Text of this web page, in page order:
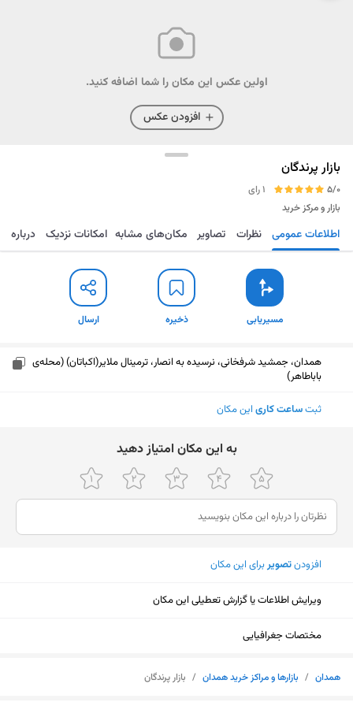
اولین عکس این مکان را شما اضافه کنید.
افزودن عکس
بازار پرندگان
5/0
1 رای
بازار و مرکز خرید
مسیریابی ذخیره ارسال اطلاعات عمومی نظرات تصاویر مکان‌های مشابه امکانات نزدیک درباره
مسیریابی ذخیره ارسال
همدان، جمشید شرفخانی، نرسیده به انصار، ترمینال ملایر(اکباتان) (محله‌ی
باباطاهر)
ثبتساعت کاری این مکان
ﺑﻪ اﯾﻦ ﻣﮑﺎن اﻣﺘﯿﺎز دﻫﯿﺪ
افزودنتصویربرای این مکان
ویرایش اطلاعات یا گزارش تعطیلی این مکان
مختصات جغرافیایی
همدان / بازارها و مراکز خرید همدان / بازار پرندگان